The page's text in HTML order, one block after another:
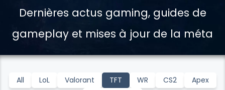
Dernières actus gaming, guides de
gameplay et mises à jour de la méta
All LoL Valorant TFT WR CS2
Apex